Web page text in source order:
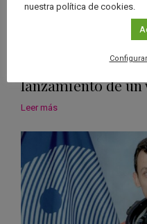
¿Cómo se
lanzamiento de un
Leer más
nuestra política de cookies.